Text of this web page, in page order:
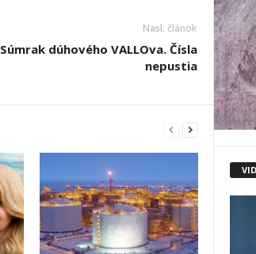
Nasl. článok
Súmrak dúhového VALLOva. Čísla
nepustia